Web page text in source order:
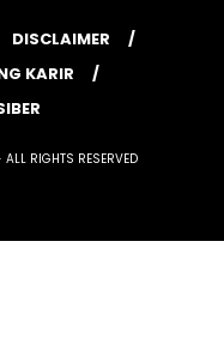
DISCLAIMER
KARIR
RIGHTS RESERVED